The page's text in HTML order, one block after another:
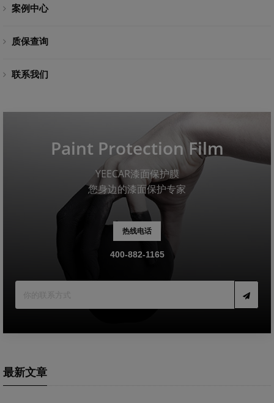
案例中心
质保查询
联系我们
Paint Protection Film
YEECAR漆面保护膜
您身边的漆面保护专家
热线电话
400-882-1165
最新文章